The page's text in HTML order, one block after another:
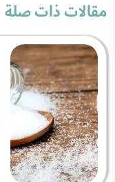
مقالات ذات صلة